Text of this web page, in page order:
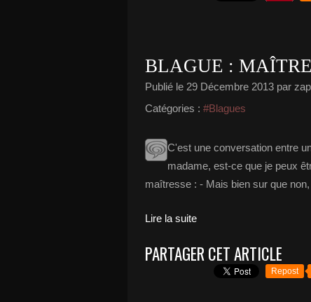
BLAGUE :
Publié le 29 Décembre 2013 par
Catégories : #Blagues
C'est une conversation entre
madame, est-ce que je peux
maîtresse : - Mais bien sur que
Lire la suite
PARTAGER CET ARTICLE
Repost